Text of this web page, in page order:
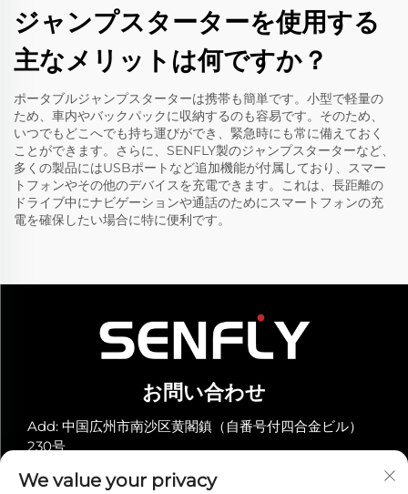
ジャンプスターターを使用する
主なメリットは何ですか？
ポータブルジャンプスターターは携帯も簡単です。小型で軽量の
ため、車内やバックパックに収納するのも容易です。そのため、
いつでもどこへでも持ち運びができ、緊急時にも常に備えておく
ことができます。さらに、SENFLY製のジャンプスターターなど、
多くの製品にはUSBポートなど追加機能が付属しており、スマー
トフォンやその他のデバイスを充電できます。これは、長距離の
ドライブ中にナビゲーションや通話のためにスマートフォンの充
電を確保したい場合に特に便利です。
お問い合わせ
Add: 中国広州市南沙区黄閣鎮（自番号付四合金ビル）
230号
電話番号：+86-19966289968
We value your privacy